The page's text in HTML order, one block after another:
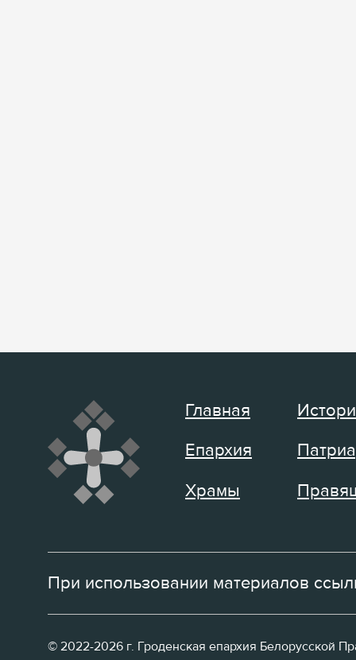
Главная
Епархия
Храмы
При использовании материалов
© 2022-2026 г. Гроденская епархия Белорусской